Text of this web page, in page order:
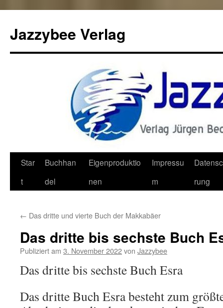
Jazzybee Verlag
Zum
Inhalt
Star
t
Buchhan
del
Eigenproduktio
nen
Impressu
m
rung
← Das dritte und vierte Buch der Makkabäer
Das dritte bis sechste Buch
Publiziert am 3. November 2022von Jazzybee
Das dritte bis sechste Buch Esra
Das dritte Buch Esra besteht zum